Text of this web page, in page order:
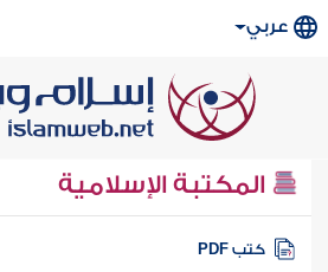
عربي
المكتبة الإسلامية